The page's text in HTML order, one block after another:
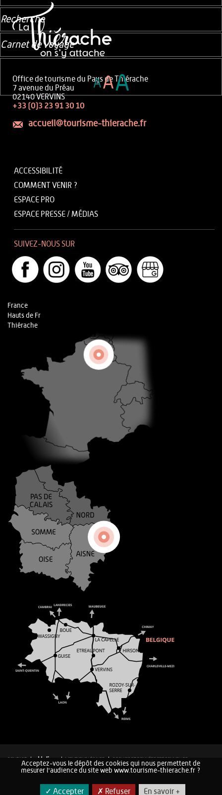
Office de tourisme du Pays de Thiérache
7 avenue du Préau
02140 VERVINS
+33 (0)3 23 91 30 10
accueil@tourisme-thierache.fr
ACCESSIBILITÉ
COMMENT VENIR ?
ESPACE PRO
ESPACE PRESSE / MÉDIAS
SUIVEZ-NOUS SUR
France
Hauts de Fr
Thiérache
CONTACT MENTIONS LÉGALES
COOKIES ET DONNÉES PERSONNELLES
PLAN DU SITE
Recherche
Carnet de voyage
AAA
Acceptez-vous le dépôt des cookies qui nous permettent de
mesurer l'audience du site web www.tourisme-thierache.fr ?
✓ Accepter ✗ Refuser En savoir +